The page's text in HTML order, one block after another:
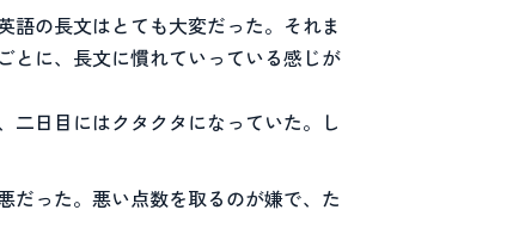
語の長文はとても大変だった。それま
とに、長文に慣れていっている感じが
二日目にはクタクタになっていた。し
だった。悪い点数を取るのが嫌で、た